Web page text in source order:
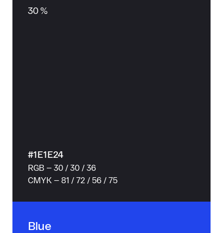
30 %
#1E1E24
RGB — 30 / 30 / 36
CMYK — 81 / 72 / 56 / 75
Blue